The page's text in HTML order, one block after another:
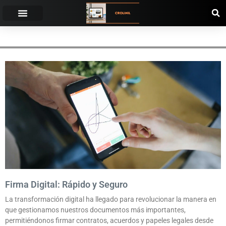
Firma Digital: Rápido y Seguro
La transformación digital ha llegado para revolucionar la manera en
que gestionamos nuestros documentos más importantes,
permitiéndonos firmar contratos, acuerdos y papeles legales desde